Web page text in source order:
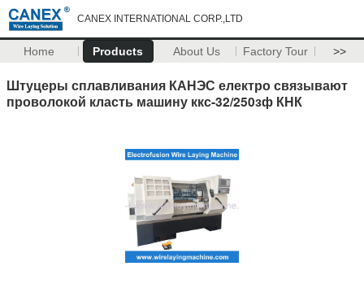
CANEX INTERNATIONAL CORP.,LTD
Home Products About Us Factory Tour >>
Штуцеры сплавливания КАНЭС електро связывают
проволокой класть машину ккс-32/250зф КНК